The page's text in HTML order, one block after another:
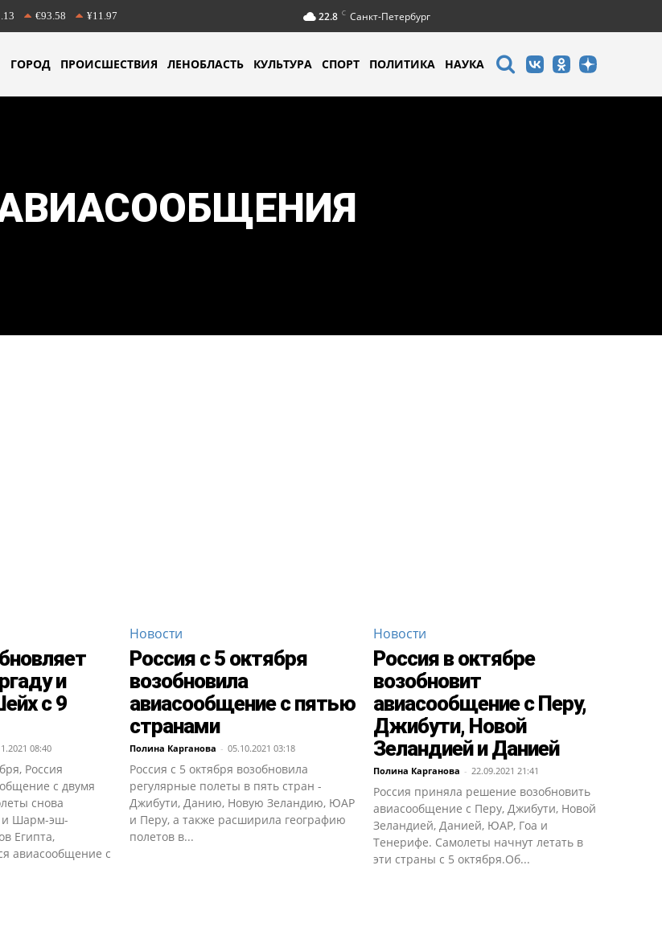
€93.58 ¥11.97 22.8 C Санкт-Петербург
ГОРОД ПРОИСШЕСТВИЯ ЛЕНОБЛАСТЬ КУЛЬТУРА СПОРТ ПОЛИТИКА НАУКА
и
с 9
08:40
Россия
с двумя
снова
и Шарм-эш-
Египта,
авиасообщение с
Новости
Россия с 5 октября
возобновила
авиасообщение с пятью
странами
Полина Карганова - 05.10.2021 03:18
Россия с 5 октября возобновила
регулярные полеты в пять стран -
Джибути, Данию, Новую Зеландию, ЮАР
и Перу, а также расширила географию
полетов в...
Новости
Россия в октябре
возобновит
авиасообщение с Перу,
Джибути, Новой
Зеландией и Данией
Полина Карганова - 22.09.2021 21:41
Россия приняла решение возобновить
авиасообщение с Перу, Джибути, Новой
Зеландией, Данией, ЮАР, Гоа и
Тенерифе. Самолеты начнут летать в
эти страны с 5 октября.Об...